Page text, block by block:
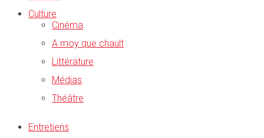
Culture
Cinéma
A moy que chault
Littérature
Médias
Théâtre
Entretiens